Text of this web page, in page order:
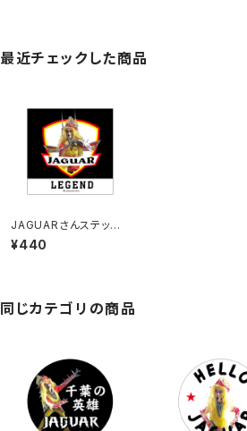
最近チェックした商品
JAGUARさんステッカ
ー（2023-10）
¥440
同じカテゴリの商品